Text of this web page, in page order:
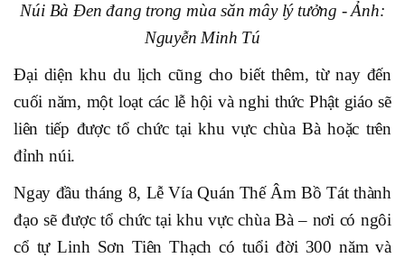
Núi Bà Đen đang trong mùa săn mây lý tưởng - Ảnh:
Nguyễn Minh Tú
Đại diện khu du lịch cũng cho biết thêm, từ nay đến
cuối năm, một loạt các lễ hội và nghi thức Phật giáo sẽ
liên tiếp được tổ chức tại khu vực chùa Bà hoặc trên
đỉnh núi.
Ngay đầu tháng 8, Lễ Vía Quán Thế Âm Bồ Tát thành
đạo sẽ được tổ chức tại khu vực chùa Bà – nơi có ngôi
cổ tự Linh Sơn Tiên Thạch có tuổi đời 300 năm và